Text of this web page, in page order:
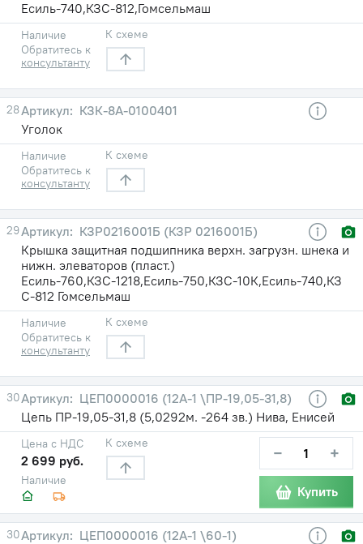
Есиль-740,КЗС-812,Гомсельмаш
Наличие
Обратитесь к
консультанту
К схеме
28
КЗК-8А-0100401
Уголок
Наличие
Обратитесь к
консультанту
К схеме
29
КЗР0216001Б (КЗР 0216001Б)
Крышка защитная подшипника верхн. загрузн. шнека и
нижн. элеваторов (пласт.)
Есиль-760,КЗС-1218,Есиль-750,КЗС-10К,Есиль-740,КЗ
С-812 Гомсельмаш
Наличие
Обратитесь к
консультанту
К схеме
30
ЦЕП0000016 (12А-1 \ПР-19,05-31,8)
Цепь ПР-19,05-31,8 (5,0292м. -264 зв.) Нива, Енисей
Наличие
Цена с НДС
2 699 руб.
К схеме − +
Купить
30
ЦЕП0000016 (12А-1 \60-1)